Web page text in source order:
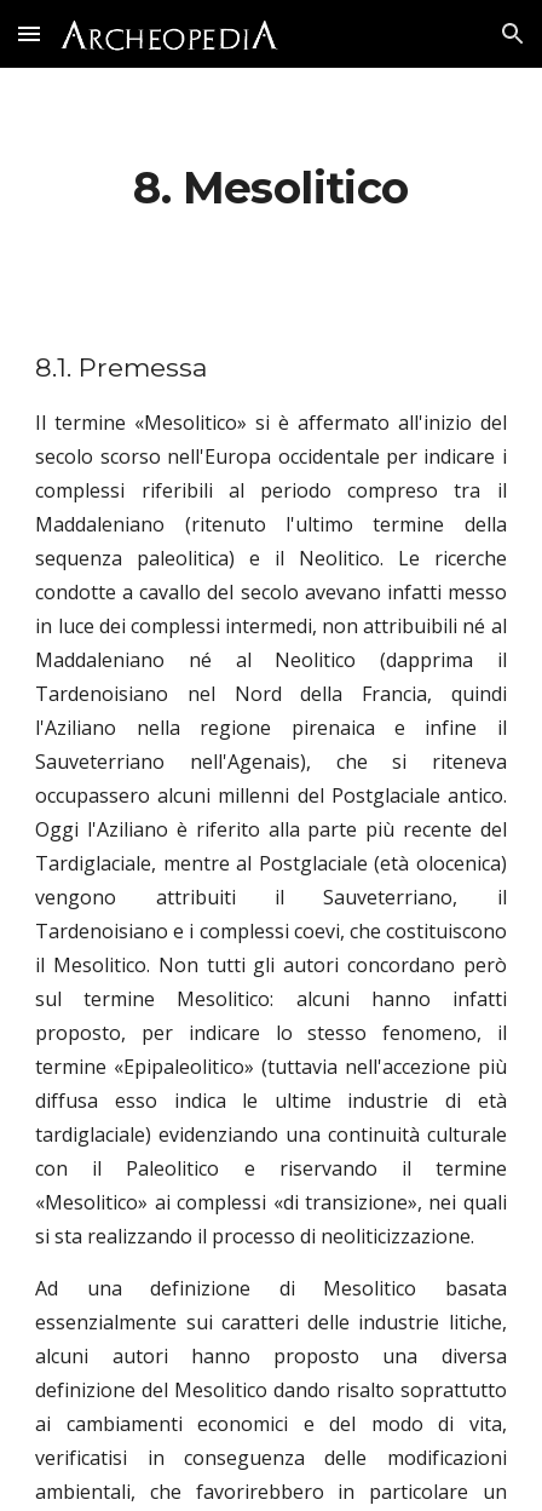
Skip to main content Skip to navigation
8. Mesolitico
8.1. Premessa
Il termine «Mesolitico» si è affermato all'inizio del
secolo scorso nell'Europa occidentale per indicare i
complessi riferibili al periodo compreso tra il
Maddaleniano (ritenuto l'ultimo termine della
sequenza paleolitica) e il Neolitico. Le ricerche
condotte a cavallo del secolo avevano infatti messo
in luce dei complessi intermedi, non attribuibili né al
Maddaleniano né al Neolitico (dapprima il
Tardenoisiano nel Nord della Francia, quindi
l'Aziliano nella regione pirenaica e infine il
Sauveterriano nell'Agenais), che si riteneva
occupassero alcuni millenni del Postglaciale antico.
Oggi l'Aziliano è riferito alla parte più recente del
Tardiglaciale, mentre al Postglaciale (età olocenica)
vengono attribuiti il Sauveterriano, il
Tardenoisiano e i complessi coevi, che costituiscono
il Mesolitico. Non tutti gli autori concordano però
sul termine Mesolitico: alcuni hanno infatti
proposto, per indicare lo stesso fenomeno, il
termine «Epipaleolitico» (tuttavia nell'accezione più
diffusa esso indica le ultime industrie di età
tardiglaciale) evidenziando una continuità culturale
con il Paleolitico e riservando il termine
«Mesolitico» ai complessi «di transizione», nei quali
si sta realizzando il processo di neoliticizzazione.
Ad una definizione di Mesolitico basata
essenzialmente sui caratteri delle industrie litiche,
alcuni autori hanno proposto una diversa
definizione del Mesolitico dando risalto soprattutto
ai cambiamenti economici e del modo di vita,
verificatisi in conseguenza delle modificazioni
ambientali, che favorirebbero in particolare un